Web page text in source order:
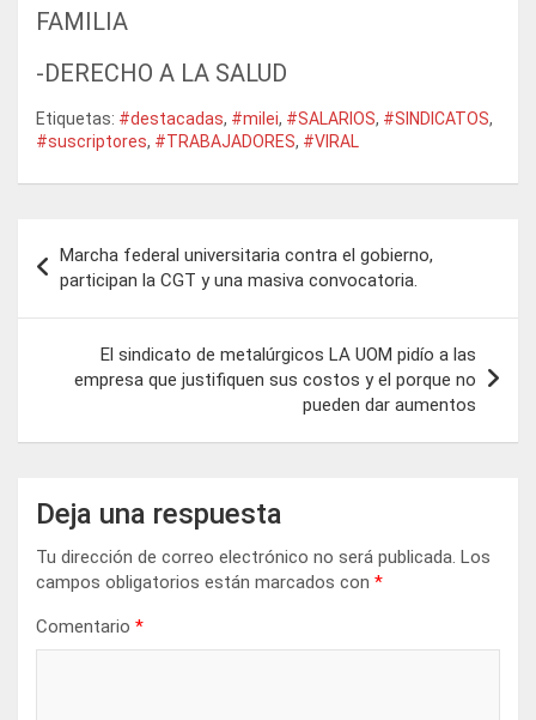
FAMILIA
-DERECHO A LA SALUD
Etiquetas: #destacadas, #milei, #SALARIOS, #SINDICATOS,
#suscriptores, #TRABAJADORES, #VIRAL
de
entradas
Marcha federal universitaria contra el gobierno,
participan la CGT y una masiva convocatoria.
El sindicato de metalúrgicos LA UOM pidío a las
empresa que justifiquen sus costos y el porque no
pueden dar aumentos
Deja una respuesta
Tu dirección de correo electrónico no será publicada. Los
campos obligatorios están marcados con *
Comentario *